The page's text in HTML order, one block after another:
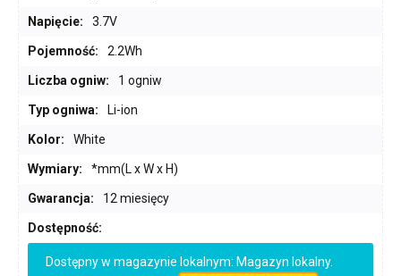
Napięcie: 3.7V
Pojemność: 2.2Wh
Liczba ogniw: 1 ogniw
Typ ogniwa: Li-ion
Kolor: White
Wymiary: *mm(L x W x H)
Gwarancja: 12 miesięcy
Dostępność:
Dostępny w magazynie lokalnym: Magazyn lokalny.